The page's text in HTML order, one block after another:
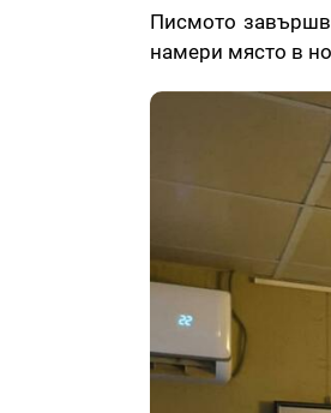
Писмото
намери място в